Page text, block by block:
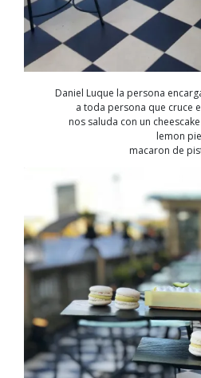
Daniel Luque la persona
a toda persona que cruce
nos saluda con un
lemon pie
macaron de